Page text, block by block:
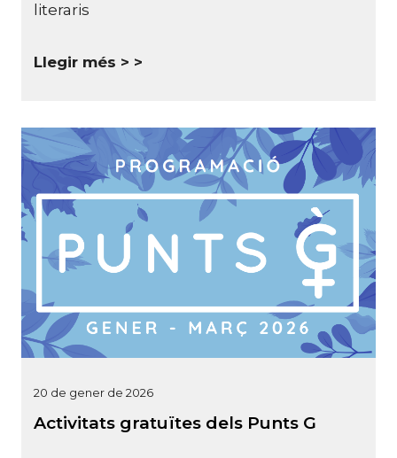
literaris
Llegir més >
20 de gener de 2026
Activitats gratuïtes dels Punts G